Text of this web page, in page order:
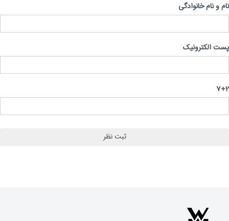
و نام خانوادگی
الکترونیک